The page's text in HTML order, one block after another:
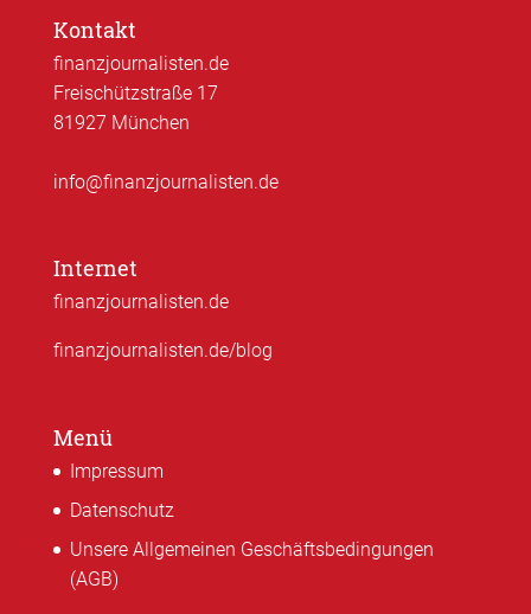
Kontakt
finanzjournalisten.de
Freischützstraße 17
81927 München
info@finanzjournalisten.de
Internet
finanzjournalisten.de
finanzjournalisten.de/blog
Menü
Impressum
Datenschutz
Unsere Allgemeinen Geschäftsbedingungen
(AGB)